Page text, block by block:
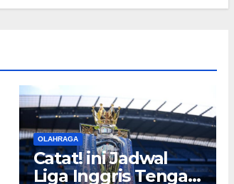
OLAHRAGA
Catat! ini Jadwal
Liga Inggris Tengah